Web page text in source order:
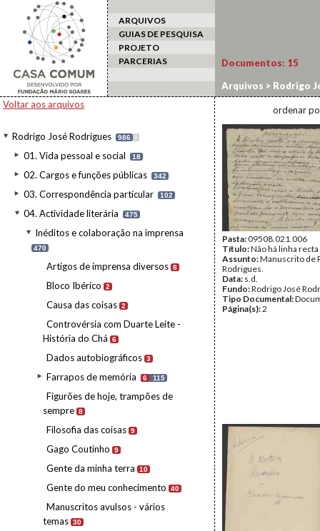
ARQUIVOS
GUIAS DE PESQUISA
PROJETO
PARCERIAS
Voltar aos arquivos
Rodrigo José Rodrigues 986 I
01. Vida pessoal e social 18
02. Cargos e funções públicas 342
03. Correspondência particular 102
04. Actividade literária 475
Inéditos e colaboração na imprensa
470
Artigos de imprensa diversos 8
Bloco Ibérico 2
Causa das coisas 2
Controvérsia com Duarte Leite -
História do Chá
6
Dados autobiográficos 3
Farrapos de memória 6 115
Figurões de hoje, trampões de
sempre 8
Filosofia das coisas 9
Gago Coutinho 9
Gente da minha terra 10
Gente do meu conhecimento 40
Manuscritos avulsos - vários
temas 30
Documentos: 15
Arquivos > Rodrigo
Temas morais,
ordenar
Pasta:09508.021.006
Título:Não há linha recta
Assunto:Manuscrito de
Rodrigues.
Data: s.d.
Fundo:Rodrigo José
Tipo Documental:
Página(s):2